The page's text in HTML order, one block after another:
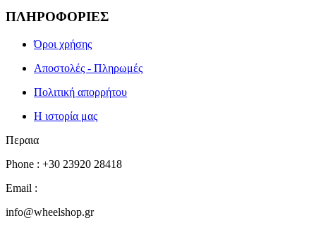
ΠΛΗΡΟΦΟΡΙΕΣ
Όροι χρήσης
Αποστολές - Πληρωμές
Πολιτική απορρήτου
Η ιστορία μας
Περαια
Phone : +30 23920 28418
Email :
info@wheelshop.gr